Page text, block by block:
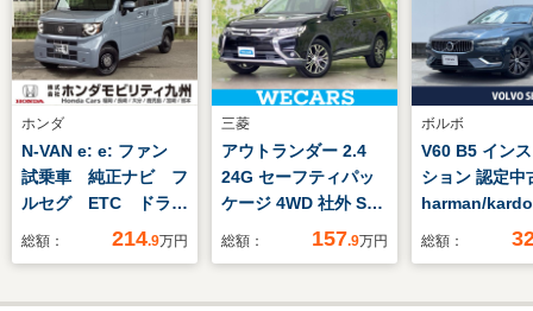
ホンダ
N-VAN e: e: ファン
試乗車 純正ナビ フ
ルセグ ETC ドラレ
コ 運転席シートヒー
総額： 214.9万円
三菱
アウトランダー 2.4
24G セーフティパッ
ケージ 4WD 社外 SD
ナビ/イーアシスト(ミ
総額： 157.9万円
ボルボ
V60 B5 イン
ション 認定
harman/
ンテリセー
総額：